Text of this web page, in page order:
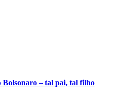
Bolsonaro – tal pai, tal filho